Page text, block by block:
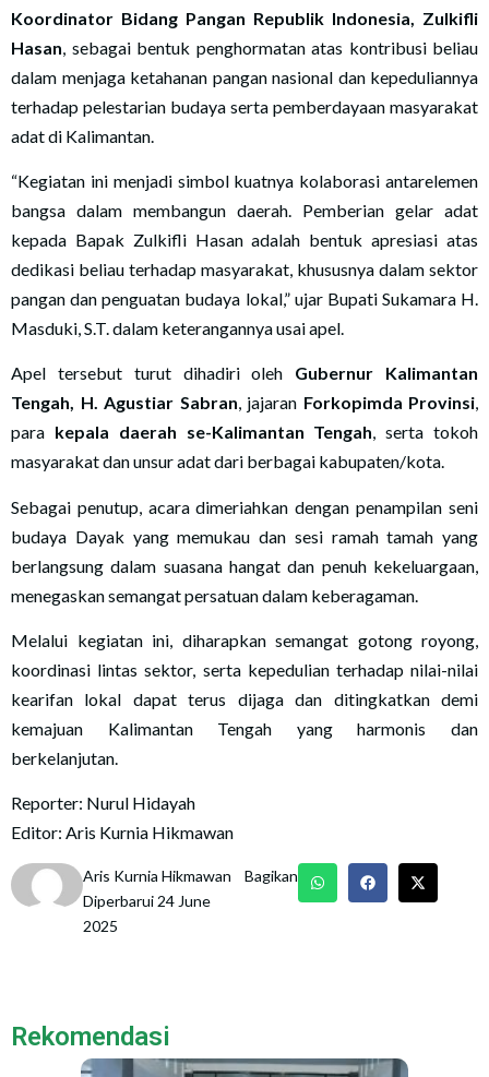
Koordinator Bidang Pangan Republik Indonesia, Zulkifli
Hasan , sebagai bentuk penghormatan atas kontribusi beliau
dalam menjaga ketahanan pangan nasional dan kepeduliannya
terhadap pelestarian budaya serta pemberdayaan masyarakat
adat di Kalimantan.
“Kegiatan ini menjadi simbol kuatnya kolaborasi antarelemen
bangsa dalam membangun daerah. Pemberian gelar adat
kepada Bapak Zulkifli Hasan adalah bentuk apresiasi atas
dedikasi beliau terhadap masyarakat, khususnya dalam sektor
pangan dan penguatan budaya lokal,” ujar Bupati Sukamara H.
Masduki, S.T. dalam keterangannya usai apel.
Apel tersebut turut dihadiri oleh Gubernur Kalimantan
Tengah, H. Agustiar Sabran, jajaran Forkopimda Provinsi,
para kepala daerah se-Kalimantan Tengah, serta tokoh
masyarakat dan unsur adat dari berbagai kabupaten/kota.
Sebagai penutup, acara dimeriahkan dengan penampilan seni
budaya Dayak yang memukau dan sesi ramah tamah yang
berlangsung dalam suasana hangat dan penuh kekeluargaan,
menegaskan semangat persatuan dalam keberagaman.
Melalui kegiatan ini, diharapkan semangat gotong royong,
koordinasi lintas sektor, serta kepedulian terhadap nilai-nilai
kearifan lokal dapat terus dijaga dan ditingkatkan demi
kemajuan Kalimantan Tengah yang harmonis dan
berkelanjutan.
Reporter: Nurul Hidayah
Editor: Aris Kurnia Hikmawan
Aris Kurnia Hikmawan
Diperbarui 24 June
2025
Bagikan
Rekomendasi